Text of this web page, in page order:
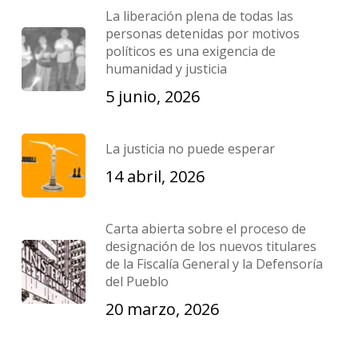
La liberación plena de todas las
personas detenidas por motivos
políticos es una exigencia de
humanidad y justicia
5 junio, 2026
La justicia no puede esperar
14 abril, 2026
Carta abierta sobre el proceso de
designación de los nuevos titulares
de la Fiscalía General y la Defensoría
del Pueblo
20 marzo, 2026